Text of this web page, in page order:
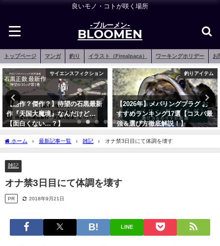
良いモノ・コトが咲く場所
-ブルーメン-
BLOOMEN
トップページ マンガ 釣り イラスト（Firealpaca） ワーキングホリデー お
サイエンスフィクション
【愚作？傑作？】待望の石黒最新
作『天国大魔境』なんだけど…
【面白くない…？】
釣りアイテム
【2026年】メバリングプラグ お
すすめランキング17選【コスパ最
強＆選び方徹底解説！】
ホーム 最新記事一覧 雑記 オナ禁3日目にて体調を壊す
雑記
オナ禁3日目にて体調を壊す
PR 2018年9月21日
LINE